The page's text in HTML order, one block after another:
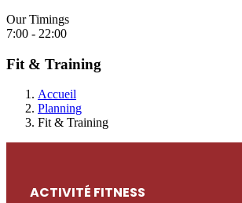
Our Timings
7:00 - 22:00
Fit & Training
Accueil
Planning
Fit & Training
ACTIVITÉ FITNESS